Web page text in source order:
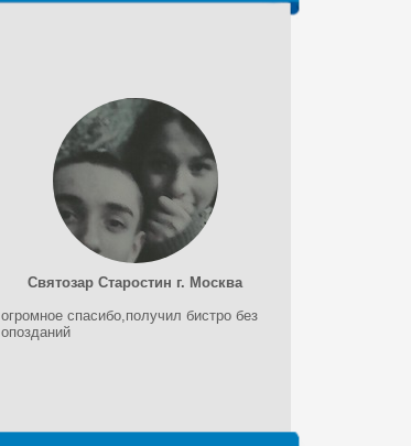
Святозар Старостин г. Москва
огромное спасибо,получил бистро без
опозданий